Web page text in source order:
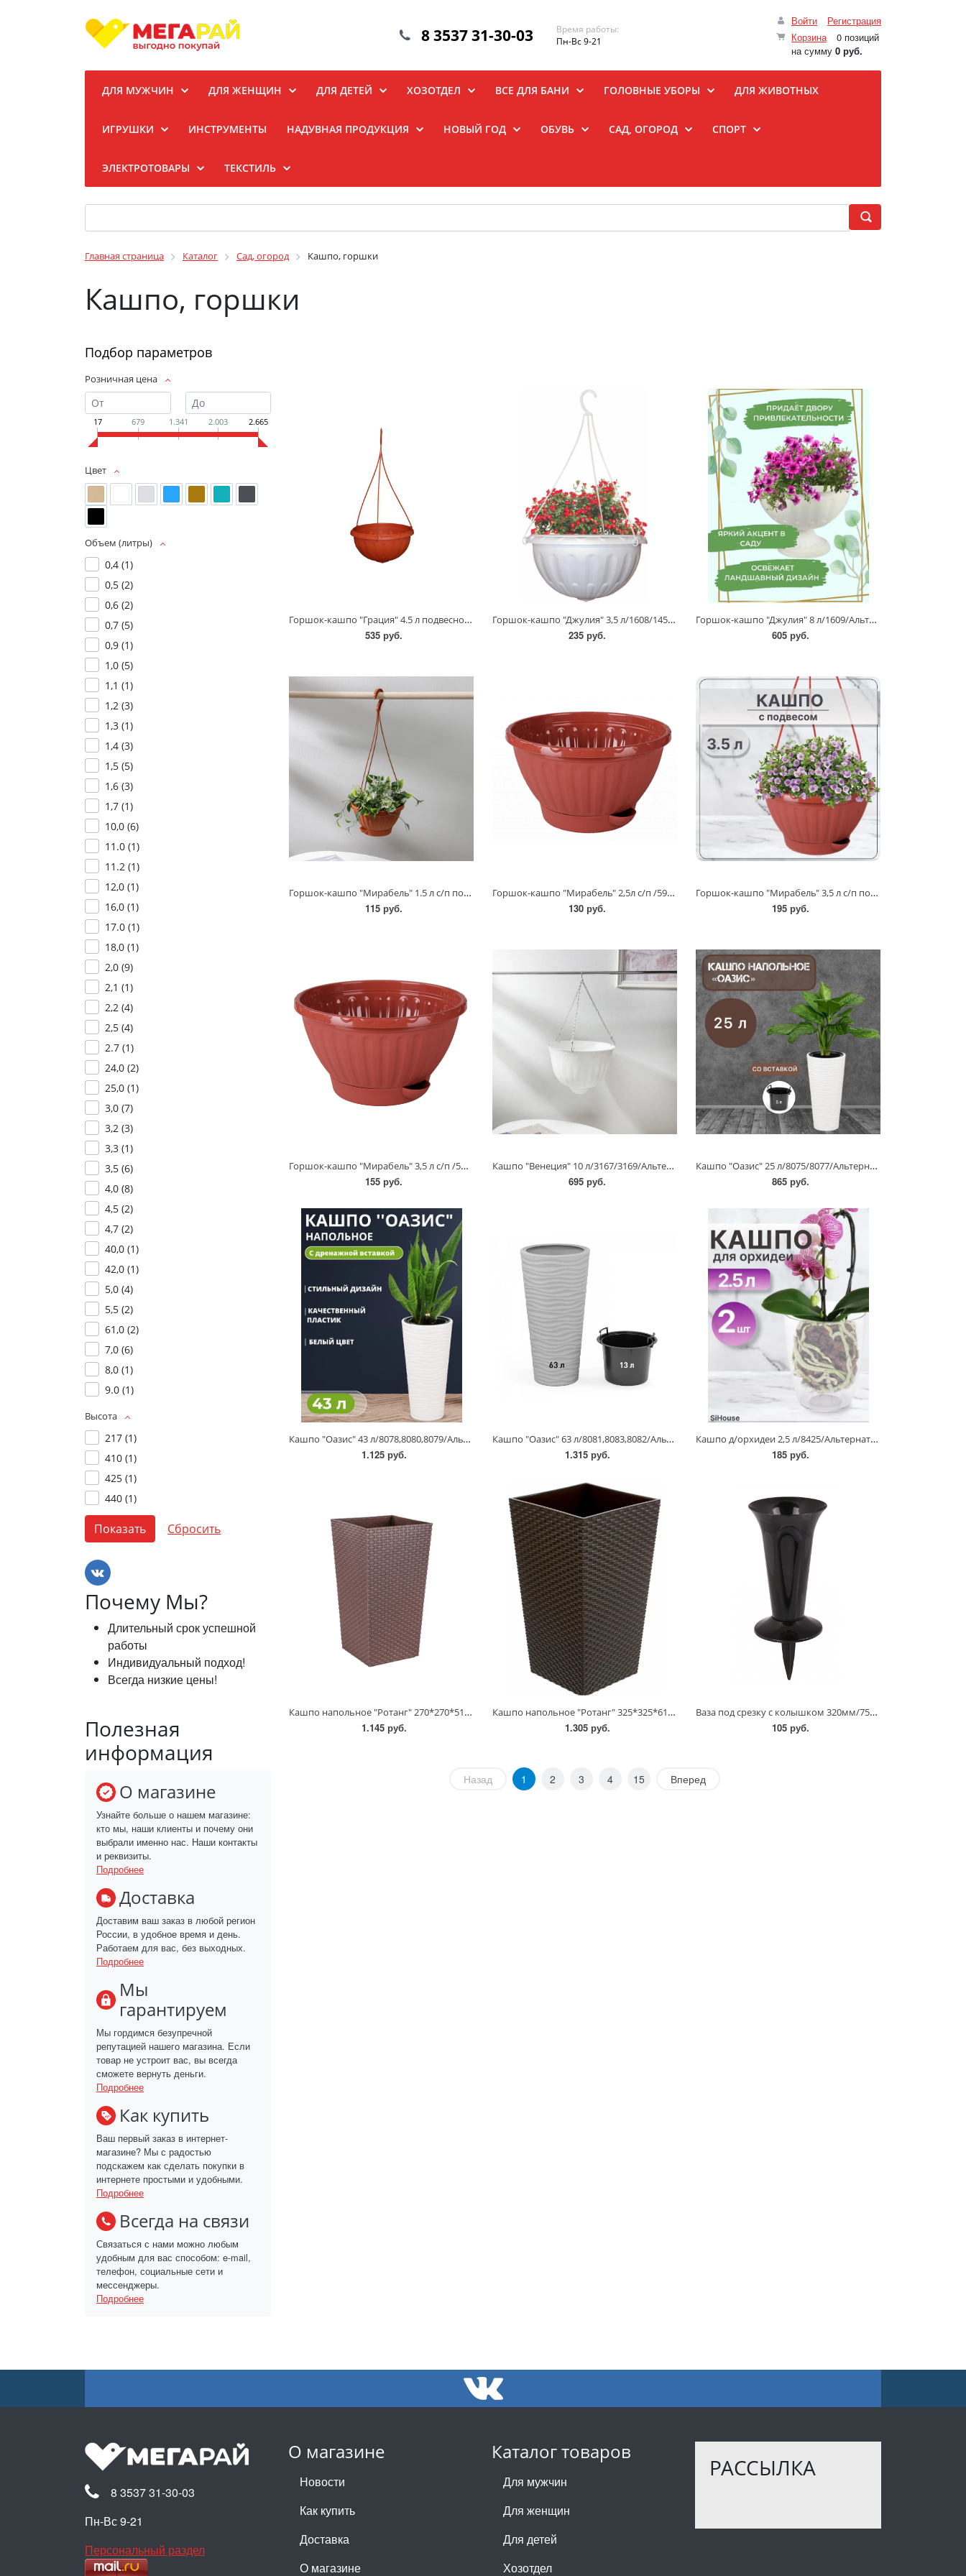
Войти
Регистрация
Корзина
0 позиций
на сумму 0 руб.
8 3537 31-30-03
Время работы:
Пн-Вс 9-21
ДЛЯ МУЖЧИН ДЛЯ ЖЕНЩИН ДЛЯ ДЕТЕЙ ХОЗОТДЕЛ ВСЕ ДЛЯ БАНИ ГОЛОВНЫЕ УБОРЫ ДЛЯ ЖИВОТНЫХ
ИГРУШКИ ИНСТРУМЕНТЫ НАДУВНАЯ ПРОДУКЦИЯ НОВЫЙ ГОД ОБУВЬ САД, ОГОРОД СПОРТ
ЭЛЕКТРОТОВАРЫ ТЕКСТИЛЬ
Главная страница Каталог Сад, огород Кашпо, горшки
Кашпо, горшки
Подбор параметров
Розничная цена
17 679 1.341 2.003 2.665
Цвет
Объем (литры)
0,4 (1)
0,5 (2)
0,6 (2)
0,7 (5)
0,9 (1)
1,0 (5)
1,1 (1)
1,2 (3)
1,3 (1)
1,4 (3)
1,5 (5)
1,6 (3)
1,7 (1)
10,0 (6)
11.0 (1)
11.2 (1)
12,0 (1)
16,0 (1)
17.0 (1)
18,0 (1)
2,0 (9)
2,1 (1)
2,2 (4)
2,5 (4)
2.7 (1)
24,0 (2)
25,0 (1)
3,0 (7)
3,2 (3)
3,3 (1)
3,5 (6)
4,0 (8)
4,5 (2)
4,7 (2)
40,0 (1)
42,0 (1)
5,0 (4)
5,5 (2)
61,0 (2)
7,0 (6)
8,0 (1)
9.0 (1)
Высота
217 (1)
410 (1)
425 (1)
440 (1)
Почему Мы?
Длительный срок успешной
работы
Индивидуальный подход!
Всегда низкие цены!
Полезная
информация
О магазине
Узнайте больше о нашем магазине:
кто мы, наши клиенты и почему они
выбрали именно нас. Наши контакты
и реквизиты.
Подробнее
Доставка
Доставим ваш заказ в любой регион
России, в удобное время и день.
Работаем для вас, без выходных.
Подробнее
Мы
гарантируем
Мы гордимся безупречной
репутацией нашего магазина. Если
товар не устроит вас, вы всегда
сможете вернуть деньги.
Подробнее
Как купить
Ваш первый заказ в интернет-
магазине? Мы с радостью
подскажем как сделать покупки в
интернете простыми и удобными.
Подробнее
Всегда на связи
Связаться с нами можно любым
удобным для вас способом: e-mail,
телефон, социальные сети и
мессенджеры.
Подробнее
Горшок-кашпо "Грация" 4.5 л подвесной/1456/7417/Альтернатива
535 руб.
Горшок-кашпо "Джулия" 3,5 л/1608/1457/Альтернатива
235 руб.
Горшок-кашпо "Джулия" 8 л/1609/Альтернатива
605 руб.
Горшок-кашпо "Мирабель" 1.5 л с/п подвесной/5928/Альтернатива
115 руб.
Горшок-кашпо "Мирабель" 2,5л с/п /5923/Альтернатива
130 руб.
Горшок-кашпо "Мирабель" 3,5 л с/п подвесной/5927,5930/Альтернатива
195 руб.
Горшок-кашпо "Мирабель" 3,5 л с/п /5924, 5921/Альтернатива
155 руб.
Кашпо "Венеция" 10 л/3167/3169/Альтернатива
695 руб.
Кашпо "Оазис" 25 л/8075/8077/Альтернатива
865 руб.
Кашпо "Оазис" 43 л/8078,8080,8079/Альтернатива
1.125 руб.
Кашпо "Оазис" 63 л/8081,8083,8082/Альтернатива
1.315 руб.
Кашпо д/орхидеи 2,5 л/8425/Альтернатива
185 руб.
Кашпо напольное "Ротанг" 270*270*510мм/6856,6855/Альтернатива
1.145 руб.
Кашпо напольное "Ротанг" 325*325*610мм/6829,6827,8847/Альтернатива
1.305 руб.
Ваза под срезку с колышком 320мм/7550,7551
105 руб.
Назад 1 2 3 4 15 Вперед
О магазине
Новости
Как купить
Доставка
О магазине
Каталог товаров
Для мужчин
Для женщин
Для детей
Хозотдел
РАССЫЛКА
8 3537 31-30-03
Пн-Вс 9-21
Персональный раздел